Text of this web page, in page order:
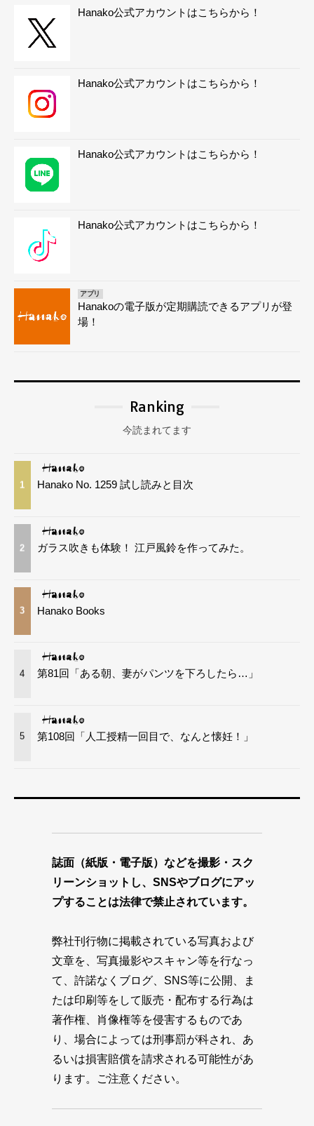
Hanako公式アカウントはこちらから！
Hanako公式アカウントはこちらから！
Hanako公式アカウントはこちらから！
Hanako公式アカウントはこちらから！
アプリ
Hanakoの電子版が定期購読できるアプリが登
場！
Ranking
今読まれてます
1 Hanako No. 1259 試し読みと目次
2 ガラス吹きも体験！ 江戸風鈴を作ってみた。
3 Hanako Books
4 第81回「ある朝、妻がパンツを下ろしたら…」
5 第108回「人工授精一回目で、なんと懐妊！」
誌面（紙版・電子版）などを撮影・スク
リーンショットし、SNSやブログにアッ
プすることは法律で禁止されています。
弊社刊行物に掲載されている写真および
文章を、写真撮影やスキャン等を行なっ
て、許諾なくブログ、SNS等に公開、ま
たは印刷等をして販売・配布する行為は
著作権、肖像権等を侵害するものであ
り、場合によっては刑事罰が科され、あ
るいは損害賠償を請求される可能性があ
ります。ご注意ください。